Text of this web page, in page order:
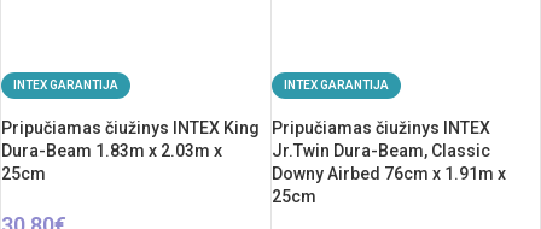
INTEX GARANTIJA
Pripučiamas čiužinys INTEX King
Dura-Beam 1.83m x 2.03m x
25cm
INTEX GARANTIJA
Pripučiamas čiužinys INTEX
Jr.Twin Dura-Beam, Classic
Downy Airbed 76cm x 1.91m x
25cm